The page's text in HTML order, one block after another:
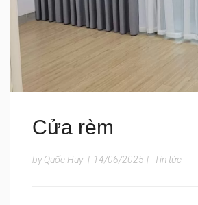
Cửa rèm
by Quốc Huy | 14/06/2025 | Tin tức